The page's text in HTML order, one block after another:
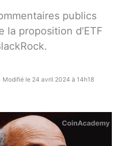
publics
la proposition d’ETF
Modifié le 24 avril 2024 à 14h18